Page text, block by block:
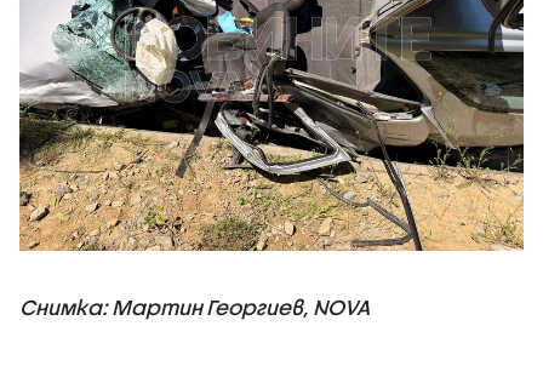
Снимка: Мартин Георгиев, NOVA